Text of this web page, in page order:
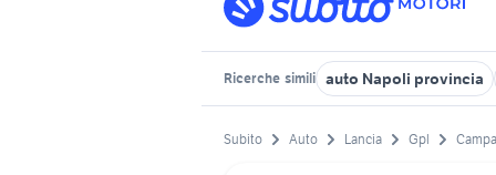
Ricerche simili auto Napoli provincia
Subito Auto Lancia Gpl